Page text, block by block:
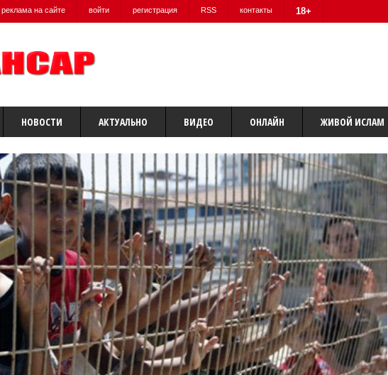
реклама на сайте войти регистрация RSS контакты 18+
НОВОСТИ АКТУАЛЬНО ВИДЕО ОНЛАЙН ЖИВОЙ ИСЛАМ